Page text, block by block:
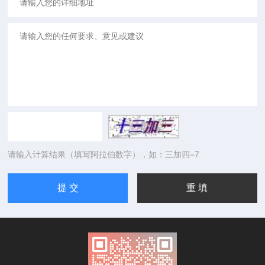
请输入计算结果（填写阿拉伯数字），如：三加四=7